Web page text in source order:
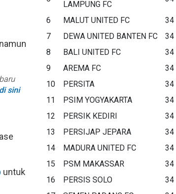
sini
untuk
LAMPUNG FC
6 MALUT UNITED FC 34
7
DEWA UNITED BANTEN FC 34
8
BALI UNITED FC 34
9
AREMA FC 34
10
PERSITA 34
11
PSIM YOGYAKARTA 34
12
PERSIK KEDIRI 34
13
PERSIJAP JEPARA 34
14
MADURA UNITED FC 34
15
PSM MAKASSAR 34
16
PERSIS SOLO 34